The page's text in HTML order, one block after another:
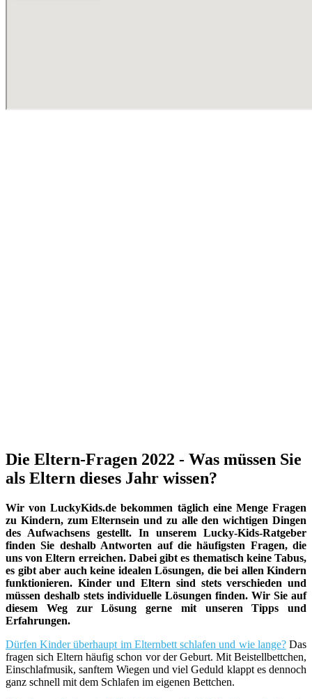
Die Eltern-Fragen 2022 - Was müssen Sie
als Eltern dieses Jahr wissen?
Wir von LuckyKids.de bekommen täglich eine Menge Fragen
zu Kindern, zum Elternsein und zu alle den wichtigen Dingen
des Aufwachsens gestellt. In unserem Lucky-Kids-Ratgeber
finden Sie deshalb Antworten auf die häufigsten Fragen, die
uns von Eltern erreichen. Dabei gibt es thematisch keine Tabus,
es gibt aber auch keine idealen Lösungen, die bei allen Kindern
funktionieren. Kinder und Eltern sind stets verschieden und
müssen deshalb stets individuelle Lösungen finden. Wir Sie auf
diesem Weg zur Lösung gerne mit unseren Tipps und
Erfahrungen.
Dürfen Kinder überhaupt im Elternbett schlafen und wie lange?Das
fragen sich Eltern häufig schon vor der Geburt. Mit Beistellbettchen,
Einschlafmusik, sanftem Wiegen und viel Geduld klappt es dennoch
ganz schnell mit dem Schlafen im eigenen Bettchen.